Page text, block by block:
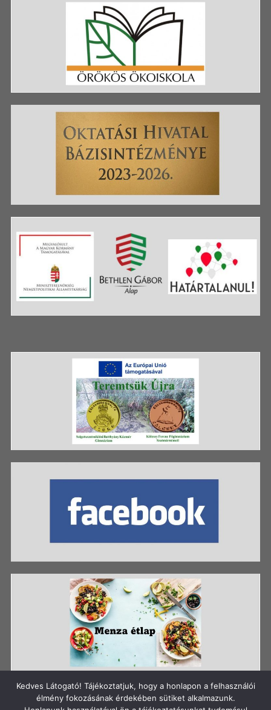
Kedves Látogató! Tájékoztatjuk, hogy a honlapon a felhasználói
élmény fokozásának érdekében sütiket alkalmazunk.